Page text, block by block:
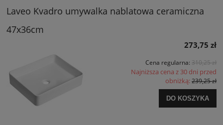
Laveo Kvadro umywalka nablatowa ceramiczna
47x36cm
273,75 zł
Cena regularna: 310,25 zł
Najniższa cena z 30 dni przed
obniżką:239,25 zł
DO KOSZYKA